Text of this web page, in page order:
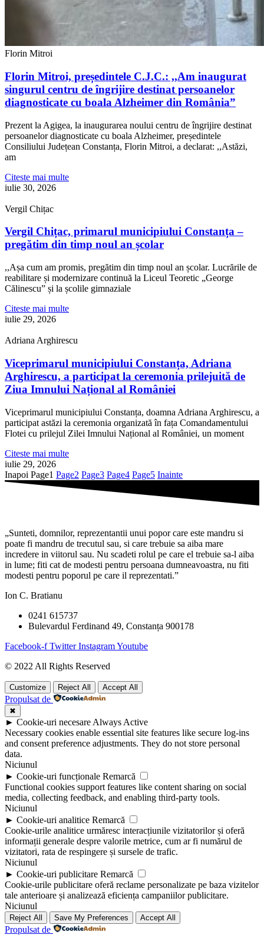
Florin Mitroi
Florin Mitroi, președintele C.J.C.: ,,Am inaugurat
singurul centru de îngrijire destinat persoanelor
diagnosticate cu boala Alzheimer din România”
Prezent la Agigea, la inaugurarea noului centru de îngrijire destinat
persoanelor diagnosticate cu boala Alzheimer, președintele
Consiliului Județean Constanța, Florin Mitroi, a declarat: ,,Astăzi,
am
Citeste mai multe
iulie 30, 2026
Vergil Chițac
Vergil Chițac, primarul municipiului Constanța –
pregătim din timp noul an școlar
,,Așa cum am promis, pregătim din timp noul an școlar. Lucrările de
reabilitare și modernizare continuă la Liceul Teoretic „George
Călinescu” și la școlile gimnaziale
Citeste mai multe
iulie 29, 2026
Adriana Arghirescu
Viceprimarul municipiului Constanța, Adriana
Arghirescu, a participat la ceremonia prilejuită de
Ziua Imnului Național al României
Viceprimarul municipiului Constanța, doamna Adriana Arghirescu, a
participat astăzi la ceremonia organizată în fața Comandamentului
Flotei cu prilejul Zilei Imnului Național al României, un moment
Citeste mai multe
iulie 29, 2026
Inapoi Page1 Page2 Page3 Page4 Page5 Inainte
„Sunteti, domnilor, reprezentantii unui popor care este mandru si
poate fi mandru de trecutul sau, si care trebuie sa aiba mare
incredere in viitorul sau. Nu scadeti rolul pe care el trebuie sa-l aiba
in lume; fiti cat de modesti pentru persoana dumneavoastra, nu fiti
modesti pentru poporul pe care il reprezentati.”
Ion C. Bratianu
0241 615737
Bulevardul Ferdinand 49, Constanța 900178
Facebook-f Twitter InstagramYoutube
© 2022 All Rights Reserved
Customize Reject All Accept All
Propulsat de
✖
► Cookie-uri necesare Always Active
Necessary cookies enable essential site features like secure log-ins
and consent preference adjustments. They do not store personal
data.
Niciunul
► Cookie-uri funcționale Remarcă
Functional cookies support features like content sharing on social
media, collecting feedback, and enabling third-party tools.
Niciunul
► Cookie-uri analitice Remarcă
Cookie-urile analitice urmăresc interacțiunile vizitatorilor și oferă
informații generale despre valorile metrice, cum ar fi numărul de
vizitatori, rata de respingere și sursele de trafic.
Niciunul
► Cookie-uri publicitare Remarcă
Cookie-urile publicitare oferă reclame personalizate pe baza vizitelor
tale anterioare și analizează eficiența campaniilor publicitare.
Niciunul
Reject All Save My Preferences Accept All
Propulsat de